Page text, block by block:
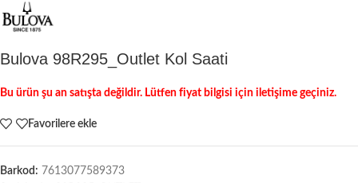
Bulova 98R295_Outlet Kol Saati
Bu ürün şu an satışta değildir. Lütfen fiyat bilgisi için iletişime geçiniz.
Favorilere ekle
Barkod: 7613077589373